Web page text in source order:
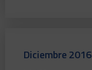
Diciembre 2016